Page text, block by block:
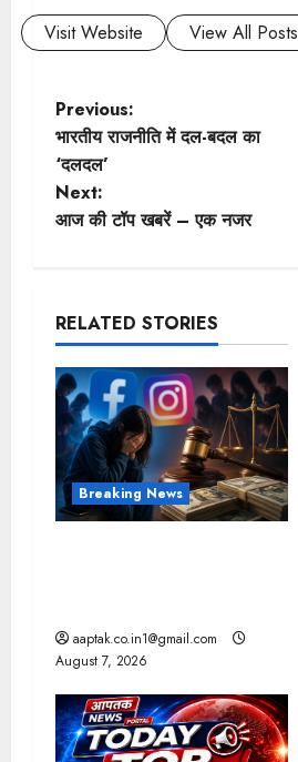
Visit Website
View All Posts
P
o
s
n
a
v
i
g
a
i
o
n
Previous:
भारतीय राजनीति में दल-बदल का
‘दलदल’
Next:
आज की टॉप खबरें – एक नजर
RELATED STORIES
Breaking News
aaptak.co.in1@gmail.com
August 7, 2026